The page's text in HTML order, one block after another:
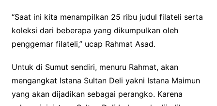
“Saat ini kita menampilkan 25 ribu judul filateli serta
koleksi dari beberapa yang dikumpulkan oleh
penggemar filateli,” ucap Rahmat Asad.
Untuk di Sumut sendiri, menuru Rahmat, akan
mengangkat Istana Sultan Deli yakni Istana Maimun
yang akan dijadikan sebagai perangko. Karena